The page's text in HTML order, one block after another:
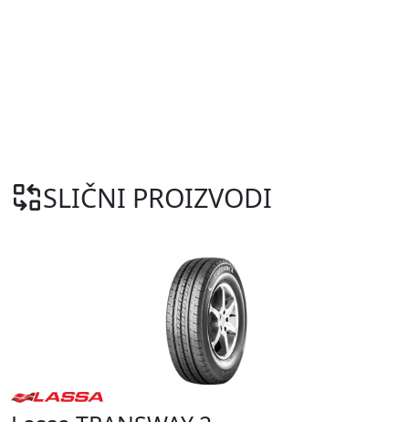
SLIČNI PROIZVODI